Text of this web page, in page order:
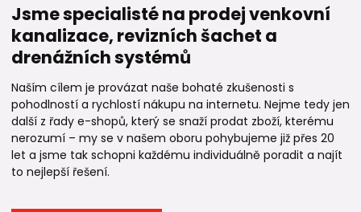
Jsme specialisté na prodej venkovní
kanalizace, revizních šachet a
drenážních systémů
Naším cílem je provázat naše bohaté zkušenosti s
pohodlností a rychlostí nákupu na internetu. Nejme tedy jen
další z řady e-shopů, který se snaží prodat zboží, kterému
nerozumí – my se v našem oboru pohybujeme již přes 20
let a jsme tak schopni každému individuálně poradit a najít
to nejlepší řešení.